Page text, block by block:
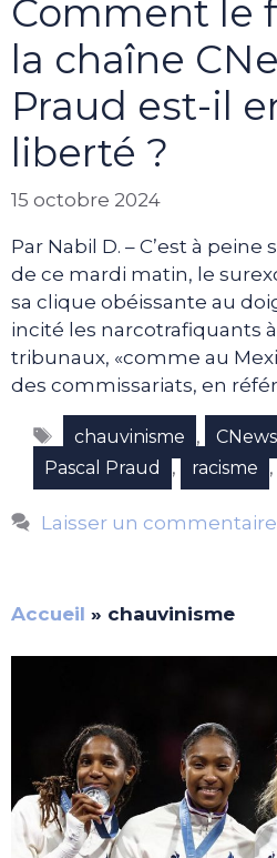
Comment le
la chaîne
Praud est-il
liberté ?
15 octobre 2024
Par Nabil D. – C’est à peine
de ce mardi matin, le
sa clique obéissante au
incité les narcotrafiquants
tribunaux, «comme au
des commissariats, en
Étiquettes
chauvinisme , CNews
Pascal Praud , racisme ,
Laisser un commentaire
Accueil » chauvinisme